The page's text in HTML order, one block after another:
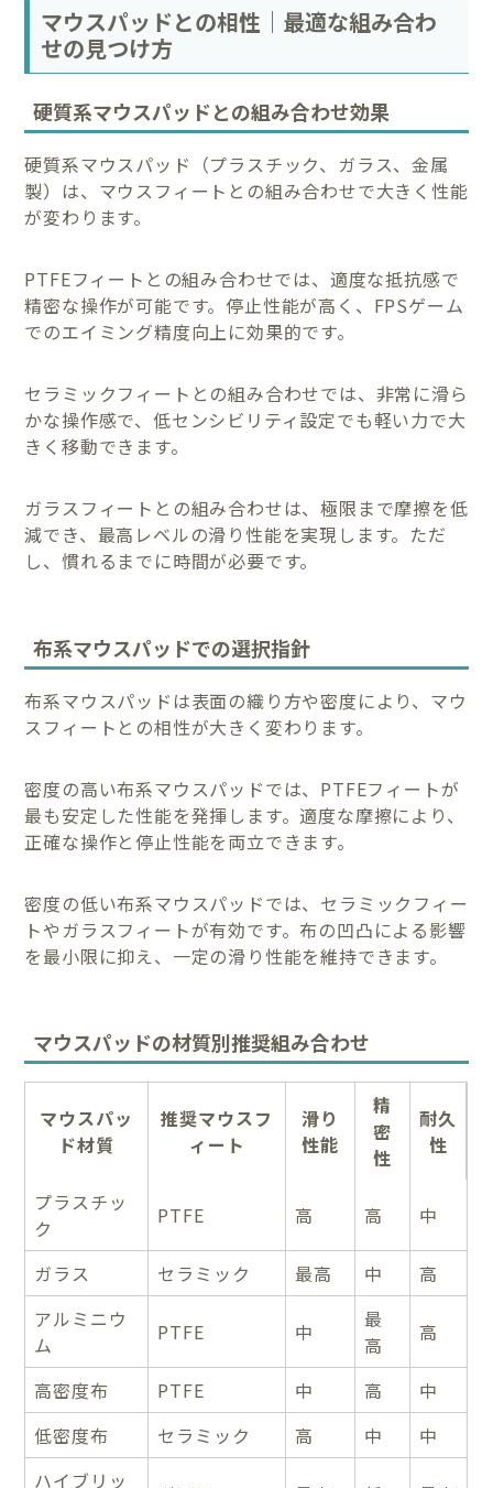
マウスパッドとの相性｜最適な組み合わ
せの見つけ方
硬質系マウスパッドとの組み合わせ効果
硬質系マウスパッド（プラスチック、ガラス、金属
製）は、マウスフィートとの組み合わせで大きく性能
が変わります。
PTFEフィートとの組み合わせでは、適度な抵抗感で
精密な操作が可能です。停止性能が高く、FPSゲーム
でのエイミング精度向上に効果的です。
セラミックフィートとの組み合わせでは、非常に滑ら
かな操作感で、低センシビリティ設定でも軽い力で大
きく移動できます。
ガラスフィートとの組み合わせは、極限まで摩擦を低
減でき、最高レベルの滑り性能を実現します。ただ
し、慣れるまでに時間が必要です。
布系マウスパッドでの選択指針
布系マウスパッドは表面の織り方や密度により、マウ
スフィートとの相性が大きく変わります。
密度の高い布系マウスパッドでは、PTFEフィートが
最も安定した性能を発揮します。適度な摩擦により、
正確な操作と停止性能を両立できます。
密度の低い布系マウスパッドでは、セラミックフィー
トやガラスフィートが有効です。布の凹凸による影響
を最小限に抑え、一定の滑り性能を維持できます。
マウスパッドの材質別推奨組み合わせ
マウスパッ
ド材質
推奨マウスフ
ィート
滑り
性能
精
密
性
耐久
性
プラスチッ
ク
PTFE 高 高 中
ガラス セラミック 最高 中
高
アルミニウ
ム
PTFE 中
最
高
高
高密度布 PTFE 中 高
中
低密度布
セラミック 高 中
中
ハイブリッ